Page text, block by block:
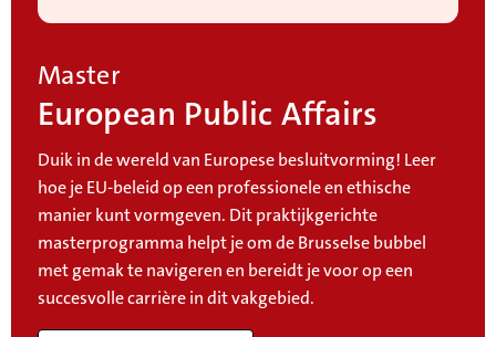
Master
European Public Affairs
Duik in de wereld van Europese besluitvorming! Leer
hoe je EU-beleid op een professionele en ethische
manier kunt vormgeven. Dit praktijkgerichte
masterprogramma helpt je om de Brusselse bubbel
met gemak te navigeren en bereidt je voor op een
succesvolle carrière in dit vakgebied.